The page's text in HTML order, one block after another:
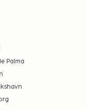
Zimmer.
direkt an
findest du
Palma